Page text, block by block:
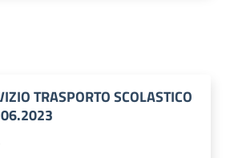
TRASPORTO SCOLASTICO